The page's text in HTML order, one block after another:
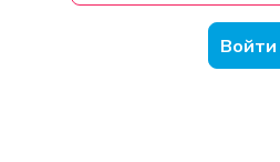
Войти